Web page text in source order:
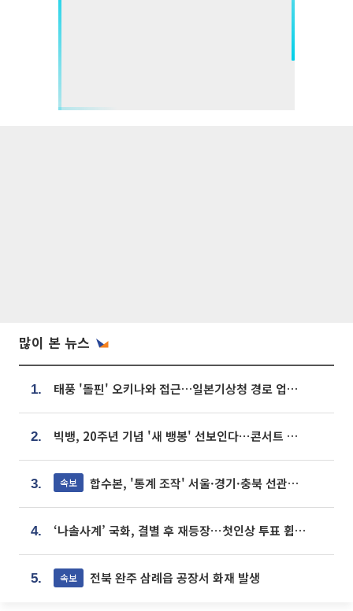
많이 본 뉴스
1. 태풍 '돌핀' 오키나와 접근…일본기상청 경로 업데이트
2. 빅뱅, 20주년 기념 '새 뱅봉' 선보인다⋯콘서트 앞두고 팝업 개최
3. 속보 합수본, '통계 조작' 서울·경기·충북 선관위 등 추가 압수수색
4. ‘나솔사계’ 국화, 결별 후 재등장⋯첫인상 투표 휩쓸고 ‘인기녀’ 등극
5. 속보 전북 완주 삼례읍 공장서 화재 발생